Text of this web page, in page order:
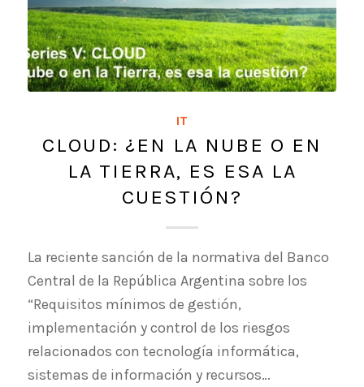
IT
CLOUD: ¿EN LA NUBE O EN
LA TIERRA, ES ESA LA
CUESTIÓN?
La reciente sanción de la normativa del Banco
Central de la República Argentina sobre los
“Requisitos mínimos de gestión,
implementación y control de los riesgos
relacionados con tecnología informática,
sistemas de información y recursos…